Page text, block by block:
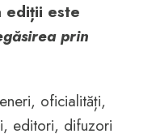
ediții este
prin
oficialități,
editori, difuzori